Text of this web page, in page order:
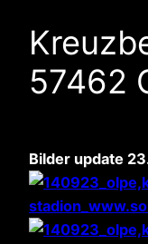
57462
Bilder update